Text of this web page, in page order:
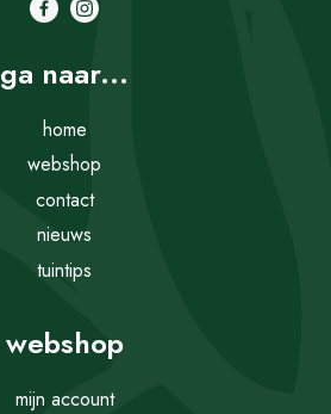
ga naar...
home
webshop
contact
nieuws
tuintips
webshop
mijn account